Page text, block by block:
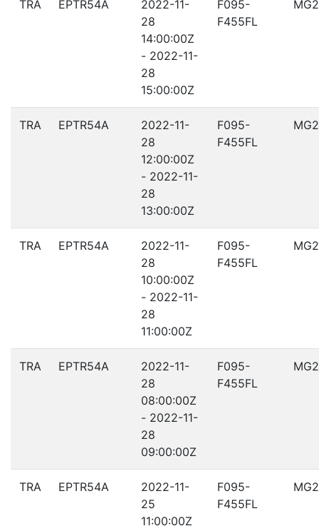
TRA EPTR54A
2022-11-
28
14:00:00Z
- 2022-11-
28
15:00:00Z
F095-
F455FL
TRA EPTR54A
2022-11-
28
12:00:00Z
- 2022-11-
28
13:00:00Z
F095-
F455FL
TRA EPTR54A
2022-11-
28
10:00:00Z
- 2022-11-
28
11:00:00Z
F095-
F455FL
TRA EPTR54A
2022-11-
28
08:00:00Z
- 2022-11-
28
09:00:00Z
F095-
F455FL
TRA EPTR54A
2022-11-
25
11:00:00Z
F095-
F455FL